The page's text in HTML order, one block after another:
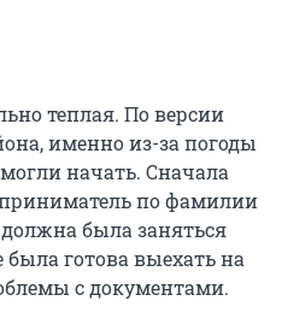
теплая. По версии
именно из-за погоды
начать. Сначала
по фамилии
была заняться
готова выехать на
с документами.